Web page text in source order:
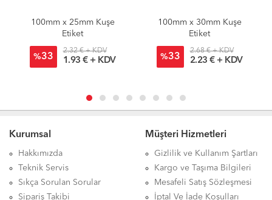
100mm x 25mm Kuşe
Etiket
%33
2.32 € + KDV
1.93 € + KDV
100mm x 30mm Kuşe
Etiket
%33
2.68 € + KDV
2.23 € + KDV
Kurumsal
Hakkımızda
Teknik Servis
Sıkça Sorulan Sorular
Sipariş Takibi
Müşteri Hizmetleri
Gizlilik ve Kullanım Şartları
Kargo ve Taşıma Bilgileri
Mesafeli Satış Sözleşmesi
İptal Ve İade Koşulları